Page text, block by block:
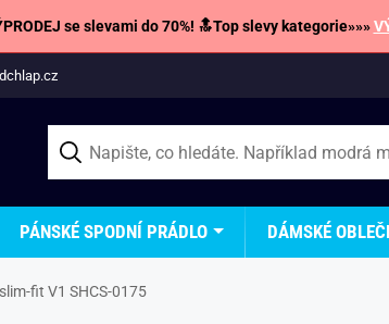
se slevami do 70%! 🔝Top slevy kategorie»»»
PÁNSKÉ SPODNÍ PRÁDLO DÁMSKÉ
fit V1 SHCS-0175